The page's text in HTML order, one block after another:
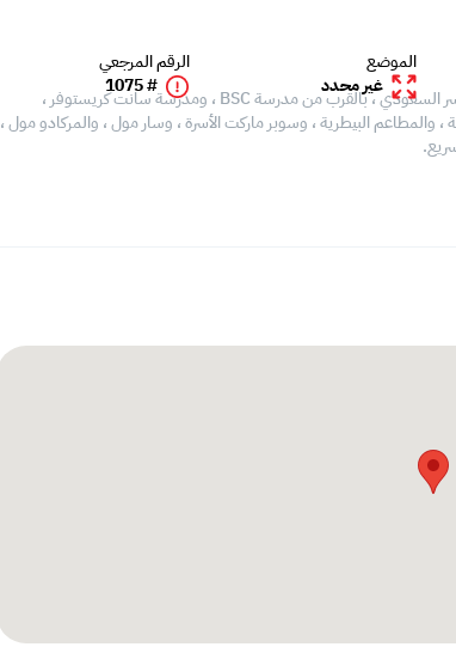
يقع العقار في منطقة مناسبة للعائلات ، على بعد دقائق فقط من الجسر السعودي ، بالقرب من مدرسة BSC ، ومدرسة سانت كريستوفر ،
والمطاعم البيطرية ، وسوبر ماركت الأسرة ، وسار مول ، والمركادو مول ،
الموضع
غير محدد
الرقم المرجعي
# 1075